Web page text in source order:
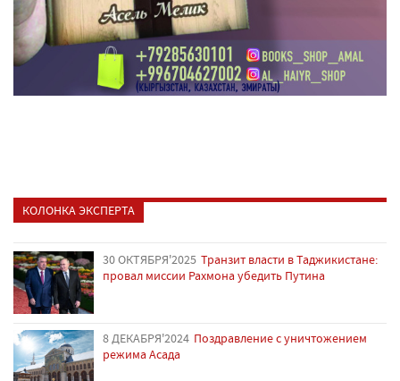
КОЛОНКА ЭКСПЕРТА
30 ОКТЯБРЯ'2025 Транзит власти в Таджикистане:
провал миссии Рахмона убедить Путина
8 ДЕКАБРЯ'2024 Поздравление с уничтожением
режима Асада